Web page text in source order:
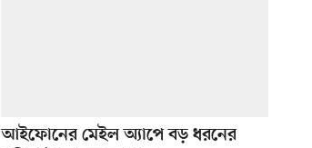
আইফোনের মেইল অ্যাপে বড় ধরনের